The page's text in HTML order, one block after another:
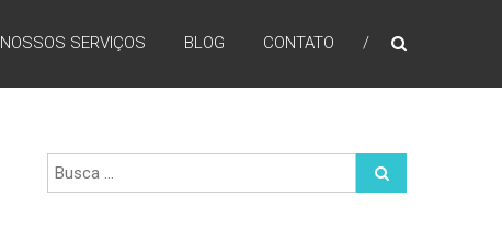
NOSSOS SERVIÇOS BLOG CONTATO